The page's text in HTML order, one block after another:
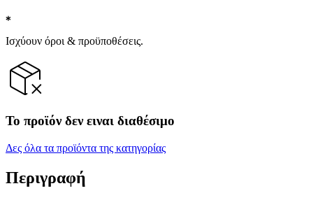
Ισχύουν όροι & προϋποθέσεις.
Το προϊόν δεν ειναι διαθέσιμο
Δες όλα τα προϊόντα της κατηγορίας
Περιγραφή